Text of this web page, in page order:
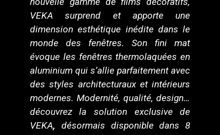
VEKA surprend et apporte une
dimension esthétique inédite dans le
monde des fenêtres. Son fini mat
évoque les fenêtres thermolaquées en
aluminium qui s’allie parfaitement avec
des styles architecturaux et intérieurs
modernes. Modernité, qualité, design…
découvrez la solution exclusive de
VEKA, désormais disponible dans 8